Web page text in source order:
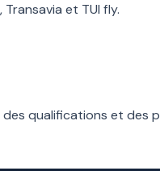
et TUI fly.
qualifications et des